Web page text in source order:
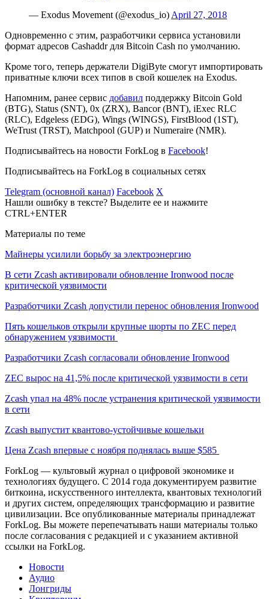
— Exodus Movement (@exodus_io) April 27, 2018
Одновременно с этим, разработчики сервиса установили
формат адресов Cashaddr для Bitcoin Cash по умолчанию.
Кроме того, теперь держатели DigiByte смогут импортировать
приватные ключи всех типов в свой кошелек на Exodus.
Напомним, ранее сервис добавил поддержку Bitcoin Gold
(BTG), Status (SNT), 0x (ZRX), Bancor (BNT), iExec RLC
(RLC), Edgeless (EDG), Wings (WINGS), FirstBlood (1ST),
WeTrust (TRST), Matchpool (GUP) и Numeraire (NMR).
Подписывайтесь на новости ForkLog в Facebook!
Подписывайтесь на ForkLog в социальных сетях
Telegram (основной канал) Facebook X
Нашли ошибку в тексте? Выделите ее и нажмите
CTRL+ENTER
Материалы по теме
Майнеры усилили борьбу за электроэнергию
В сети Zcash активировали обновление Ironwood после
критической уязвимости
Разработчики Zcash допустили перенос обновления Ironwood
Пять кошельков открыли крупные шорты по ZEC перед
обнаружением уязвимости
Разработчики Zcash согласовали обновление Ironwood
ZEC вырос на 41,5% после критической уязвимости в сети
Zcash упал на 48% после устранения критической уязвимости
в сети
Zcash выпустит квантово-устойчивые кошельки
Цена Zcash впервые с ноября поднялась выше $585
ForkLog — культовый журнал о цифровой экономике и
технологиях будущего. С 2014 года документируем развитие
биткоина, искусственного интеллекта, квантовых технологий
и других систем, определяющих трансформацию и развитие
цивилизации. Все опубликованные материалы принадлежат
ForkLog. Вы можете перепечатывать наши материалы только
после согласования с редакцией и с указанием активной
ссылки на ForkLog.
Новости
Аудио
Лонгриды